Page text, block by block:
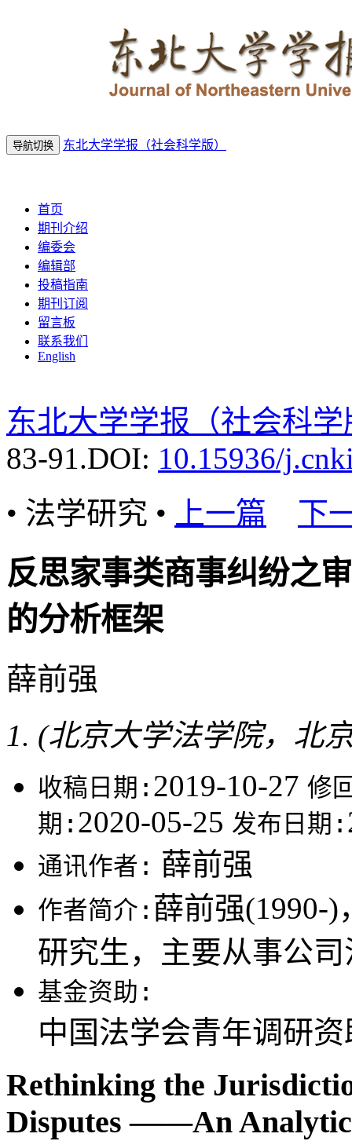
导航切换 东北大学学报（社会科学版）
首页
期刊介绍
编委会
编辑部
投稿指南
期刊订阅
留言板
联系我们
English
东北大学学报（社会科学
83-91.DOI: 10.15936/
• 法学研究 •
上一篇 下
反思家事类商事纠纷之
的分析框架
薛前强
(北京大学法学院，北
收稿日期: 2019-10-27 修
期: 2020-05-25 发布日期:
通讯作者: 薛前强
作者简介: 薛前强(1990-
研究生，主要从事公
基金资助:
中国法学会青年调研
Rethinking the
Disputes ——An